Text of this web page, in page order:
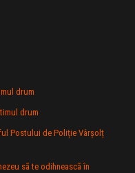
drum
drum
Postului de Poliție Vârșolț
sã te odihneascã în